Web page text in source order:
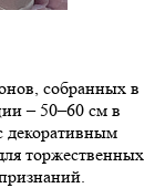
собранных в
– 50–60 см в
декоративным
торжественных